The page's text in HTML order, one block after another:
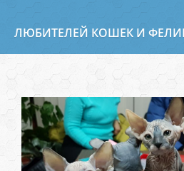
ЛЮБИТЕЛЕЙ КОШЕК И